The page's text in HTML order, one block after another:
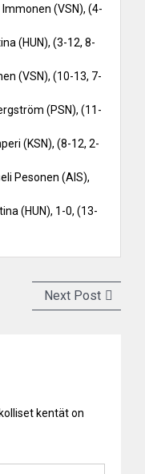
(VSN), (4-
(HUN), (3-12, 8-
(VSN), (10-13, 7-
(PSN), (11-
(KSN), (8-12, 2-
Pesonen (AIS),
(HUN), 1-0, (13-
Next PostNext
post:
kentät on